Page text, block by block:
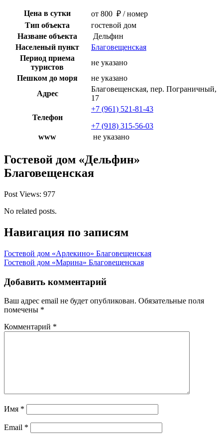
Цена в сутки
от 800 ₽ / номер
Тип объекта
гостевой дом
Назване объекта
Дельфин
Населеный пункт
Благовещенская
Период приема
туристов
не указано
Пешком до моря
не указано
Адрес
Благовещенская, пер. Пограничный,
17
Телефон
+7 (961) 521-81-43
+7 (918) 315-56-03
www
не указано
Гостевой дом «Дельфин»
Благовещенская
Post Views: 977
No related posts.
Навигация по записям
Гостевой дом «Арлекино» Благовещенская
Гостевой дом «Марина» Благовещенская
Добавить комментарий
Ваш адрес email не будет опубликован. Обязательные поля
помечены *
Комментарий *
Имя *
Email *